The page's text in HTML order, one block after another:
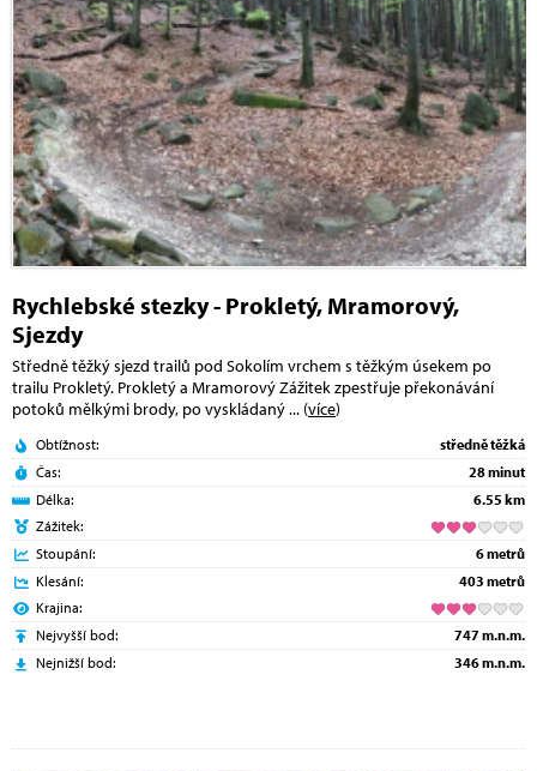
Rychlebské stezky - Prokletý, Mramorový,
Sjezdy
Středně těžký sjezd trailů pod Sokolím vrchem s těžkým úsekem po
trailu Prokletý. Prokletý a Mramorový Zážitek zpestřuje překonávání
potoků mělkými brody, po vyskládaný... (více)
Obtížnost:
středně těžká
Čas:
28 minut
Délka:
6.55 km
Zážitek:
Stoupání:
6 metrů
Klesání:
403 metrů
Krajina:
Nejvyšší bod:
747 m.n.m.
Nejnižší bod:
346 m.n.m.